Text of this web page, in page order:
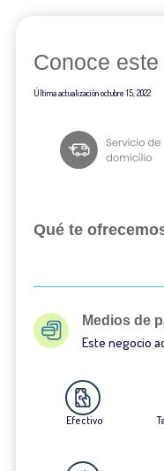
Conoce
Última actualizaciónoctubre 15, 2022
Qué te
Medios de
Este negocio
Efectivo